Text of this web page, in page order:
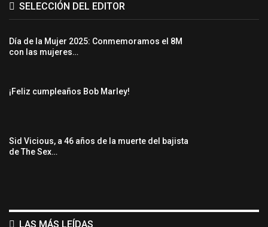
SELECCIÓN DEL EDITOR
Día de la Mujer 2025: Conmemoramos el 8M
con las mujeres…
¡Feliz cumpleaños Bob Marley!
Sid Vicious, a 46 años de la muerte del bajista
de The Sex…
LAS MÁS LEÍDAS